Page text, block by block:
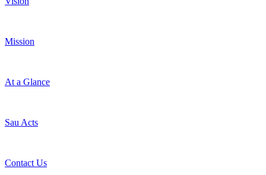
Mission
At a Glance
Sau Acts
Contact Us